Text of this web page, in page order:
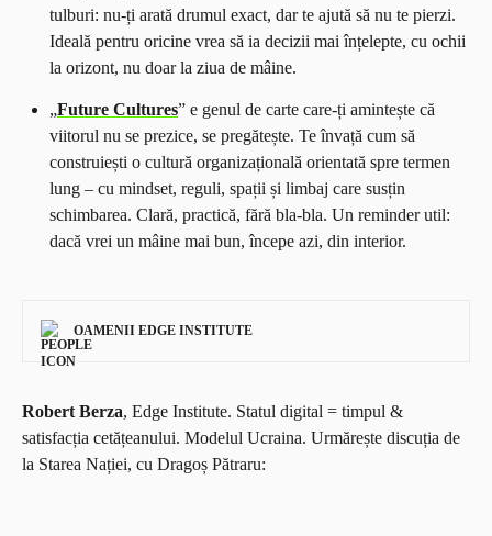
tulburi: nu-ți arată drumul exact, dar te ajută să nu te pierzi.
Ideală pentru oricine vrea să ia decizii mai înțelepte, cu ochii
la orizont, nu doar la ziua de mâine.
„Future Cultures” e genul de carte care-ți amintește că
viitorul nu se prezice, se pregătește. Te învață cum să
construiești o cultură organizațională orientată spre termen
lung – cu mindset, reguli, spații și limbaj care susțin
schimbarea. Clară, practică, fără bla-bla. Un reminder util:
dacă vrei un mâine mai bun, începe azi, din interior.
OAMENII EDGE INSTITUTE
Robert Berza, Edge Institute. Statul digital = timpul &
satisfacția cetățeanului. Modelul Ucraina. Urmărește discuția de
la Starea Nației, cu Dragoș Pătraru: